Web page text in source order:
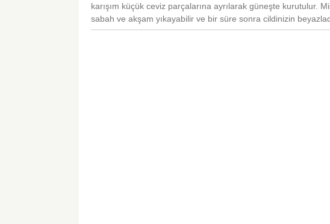
karışım küçük ceviz parçalarına ayrılarak güneşte kurutulur.
sabah ve akşam yıkayabilir ve bir süre sonra cildinizin